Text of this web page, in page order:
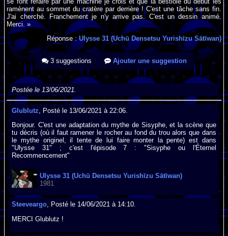
ramènent au sommet du cratère par derrière ! C'est une tâche sans fin.
J'ai cherché. Franchement je n'y arrive pas. C'est un dessin animé.
Merci. »
Réponse :Ulysse 31 (Uchū Densetsu Yurishīzu Sātīwan)
3 suggestions Ajouter une suggestion
Postée le 13/06/2021.
Glublutz , Posté le 13/06/2021 à 22:06.
Bonjour. C'est une adaptation du mythe de Sisyphe, et la scène que
tu décris (où il faut ramener le rocher au fond du trou alors que dans
le mythe originel, il tente de lui faire monter la pente) est dans
"Ulysse 31" ; c'est l'épisode 7 : "Sisyphe ou l'Éternel
Recommencement"
Ulysse 31 (Uchū Densetsu Yurishīzu Sātīwan)
1981
Steeveargo, Posté le 14/06/2021 à 14:10.
MERCI Glublutz !